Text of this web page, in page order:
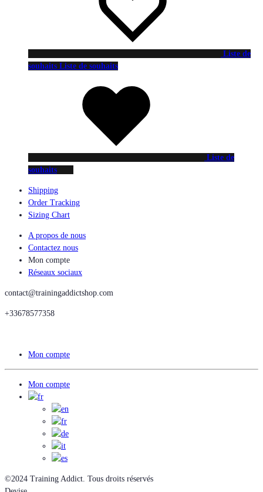
Liste de
souhaits Liste de souhaits
Liste de
souhaits
Shipping
Order Tracking
Sizing Chart
A propos de nous
Contactez nous
Mon compte
Réseaux sociaux
contact@trainingaddictshop.com
+33678577358
Mon compte
Mon compte
©2024 Training Addict. Tous droits réservés